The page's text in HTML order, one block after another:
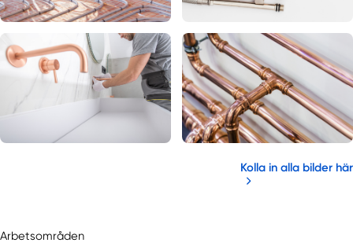
Kolla in alla bilder här
Arbetsområden